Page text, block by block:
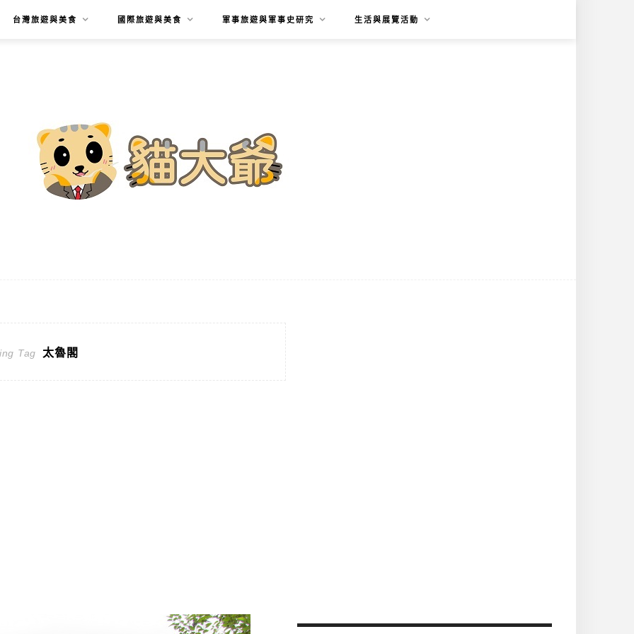
台灣旅遊與美食 國際旅遊與美食 軍事旅遊與軍事史研究 生活與展覽活動
Tag 太魯閣